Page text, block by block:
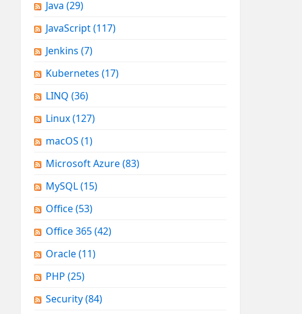
Java (29)
JavaScript(117)
Jenkins (7)
Kubernetes (17)
LINQ (36)
Linux(127)
macOS (1)
Microsoft Azure(83)
MySQL(15)
Office(53)
Office 365(42)
Oracle(11)
PHP (25)
Security(84)